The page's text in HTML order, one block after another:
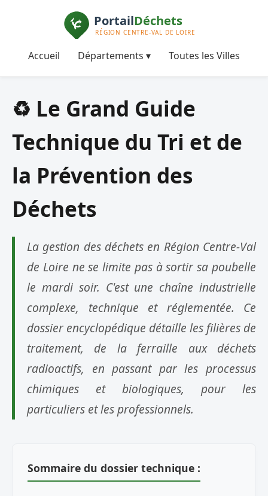
Accueil Départements ▾ Toutes les Villes
♻️ Le Grand Guide
Technique du Tri et de
la Prévention des
Déchets
La gestion des déchets en Région Centre-Val
de Loire ne se limite pas à sortir sa poubelle
le mardi soir. C'est une chaîne industrielle
complexe, technique et réglementée. Ce
dossier encyclopédique détaille les filières de
traitement, de la ferraille aux déchets
radioactifs, en passant par les processus
chimiques et biologiques, pour les
particuliers et les professionnels.
Sommaire du dossier technique :